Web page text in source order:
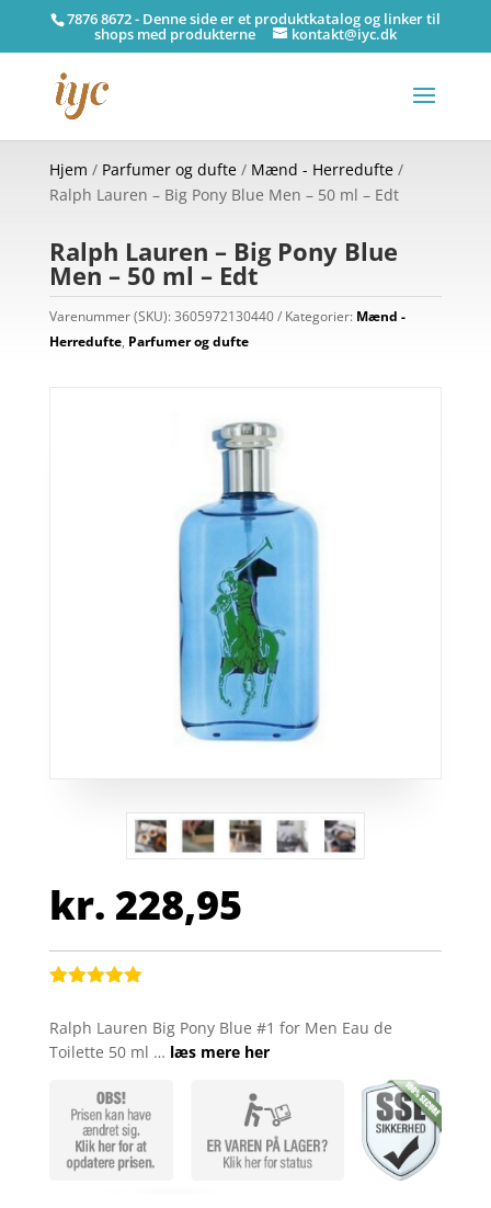
7876 8672 - Denne side er et produktkatalog og linker til
shops med produkterne kontakt@iyc.dk
Hjem / Parfumer og dufte/ Mænd - Herredufte/
Ralph Lauren – Big Pony Blue Men – 50 ml – Edt
Ralph Lauren – Big Pony Blue
Men – 50 ml – Edt
Varenummer (SKU):3605972130440 Kategorier: Mænd -
Herredufte, Parfumer og dufte
kr. 228,95
af 5
baseret på
Ralph Lauren Big Pony Blue #1 for Men Eau de
Toilette 50 ml … læs mere her